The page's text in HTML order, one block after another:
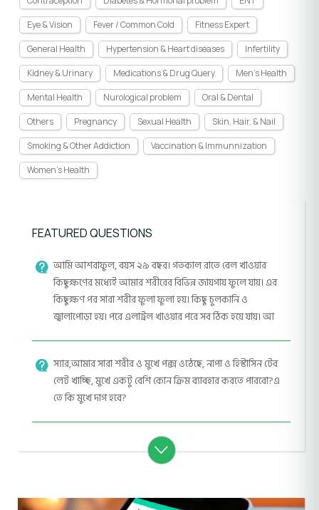
Eye & Vision
Fever / Common Cold
Fitness Expert
General Health
Hypertension & Heart diseases
Infertility
Kidney & Urinary
Medications & Drug Query
Men's Health
Mental Health
Nurological problem
Oral & Dental
Others
Pregnancy Sexual Health
Skin, Hair, & Nail
Smoking & Other Addiction
Vaccination & Immunnization
Women's Health
FEATURED QUESTIONS
আমি আশরাফুল, বয়স ২৯ বছর। গতকাল রাতে বেল খাওয়ার
কিছুক্ষণের মধ্যেই আমার শরীরের বিভিন্ন জায়গায় ফুলে যায়। এর
কিছুক্ষণ পর সারা শরীর ফুলা ফুলা হয়। কিছু চুলকানি ও
জ্বালাপোড়া হয়। পরে এলাট্রল খাওয়ার পরে সব ঠিক হয়ে যায়। আ
স্যার,আমার সারা শরীর ও মুখে পক্স ওঠেছে, নাপা ও হিস্টাসিন টেব
লেট খাচ্ছি, মুখে একটু বেশি কোন ক্রিম ব্যাবহার করতে পারবো?এ
তে কি মুখে দাগ হবে?